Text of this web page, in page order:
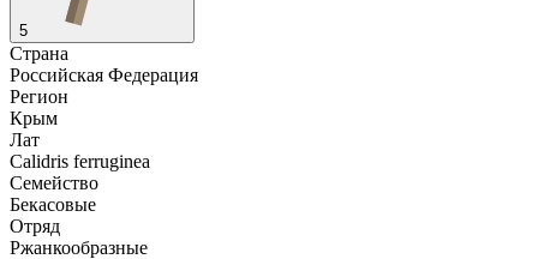
5
Страна
Российская Федерация
Регион
Крым
Лат
Calidris ferruginea
Семейство
Бекасовые
Отряд
Ржанкообразные